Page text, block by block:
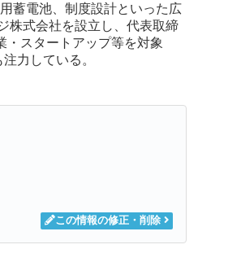
蓄電池、制度設計といった広
株式会社を設立し、代表取締
スタートアップ等を対象
力している。
この情報の修正・削除